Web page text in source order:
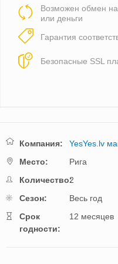
Возможен обмен
или деньги
Гарантия
Безопасные SSL
Компания:
YesYes.lv
Mестo:
Рига
Количество:2
Cезон:
Весь год
Cрок
годности:
12 месяцев